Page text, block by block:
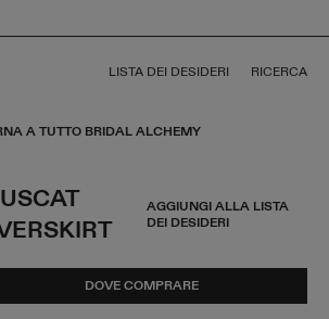
LISTA DEI DESIDERI RICERCA
A TUTTO BRIDAL ALCHEMY
AGGIUNGI ALLA LISTA
DEI DESIDERI
DOVE COMPRARE